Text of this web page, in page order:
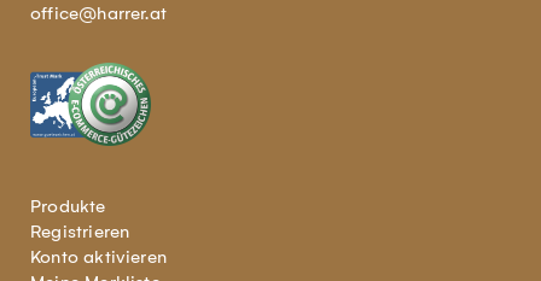
office@harrer.at
Produkte
Registrieren
Konto aktivieren